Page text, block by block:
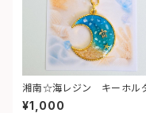
湘南☆海レジン キーホル
（月型）③
¥1,000